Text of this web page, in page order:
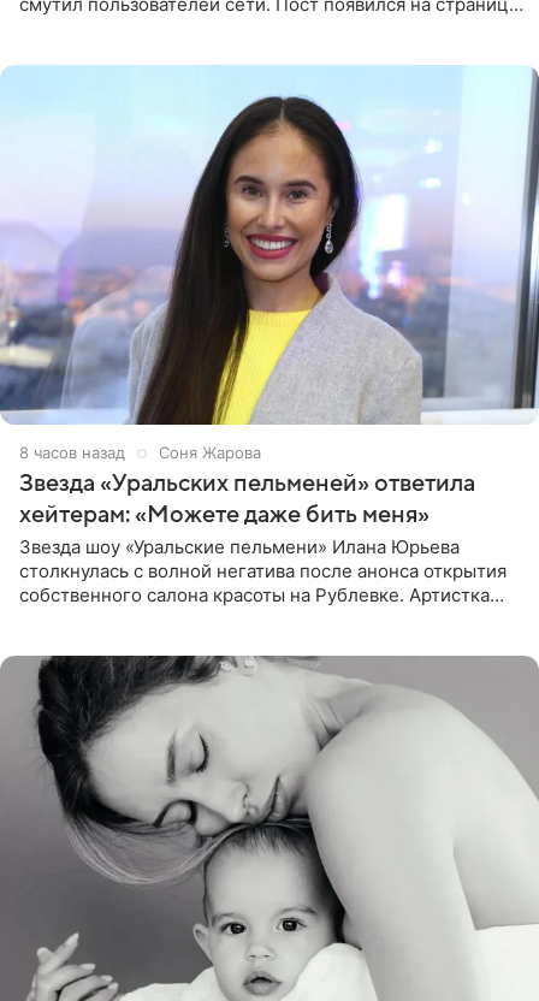
8 часов назад Соня Жарова
Звезда «Уральских пельменей» ответила
хейтерам: «Можете даже бить меня»
Звезда шоу «Уральские пельмени» Илана Юрьева
столкнулась с волной негатива после анонса открытия
собственного салона красоты на Рублевке. Артистка